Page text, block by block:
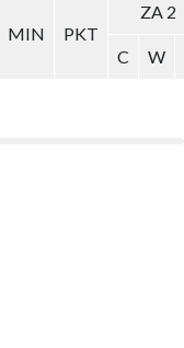
MIN PKT
ZA 2
C W
MIN PKT
ZA 2
C W